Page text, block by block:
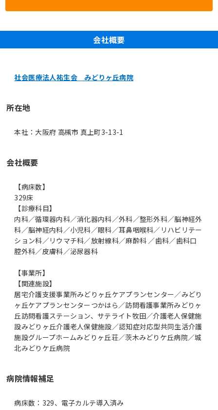
会社概要
社会医療法人祐生会 みどりヶ丘病院
所在地
本社：大阪府 高槻市 真上町3-13-1
会社概要
【病床数】
329床
【診療科目】
内科／循環器内科／消化器内科／外科／整形外科／脳神経外
科／脳神経内科／小児科／眼科／耳鼻咽喉科／リハビリテー
ション科／リウマチ科／放射線科／麻酔科 ／歯科／歯科口
腔外科／皮膚科／泌尿器科
【事業所】
【関連施設】
居宅介護支援事業所みどりヶ丘ケアプランセンター／みどり
ヶ丘ケアプランセンターつかはら／訪問看護事業所みどりヶ
丘訪問看護ステーション、サテライト牧田／介護老人保健施
設みどりヶ丘介護老人保健施設／認知症対応型共同生活介護
施設グループホームみどりヶ丘荘／茨木みどりケ丘病院／城
北みどりケ丘病院
病院情報補足
病床数：329、電子カルテ導入済み